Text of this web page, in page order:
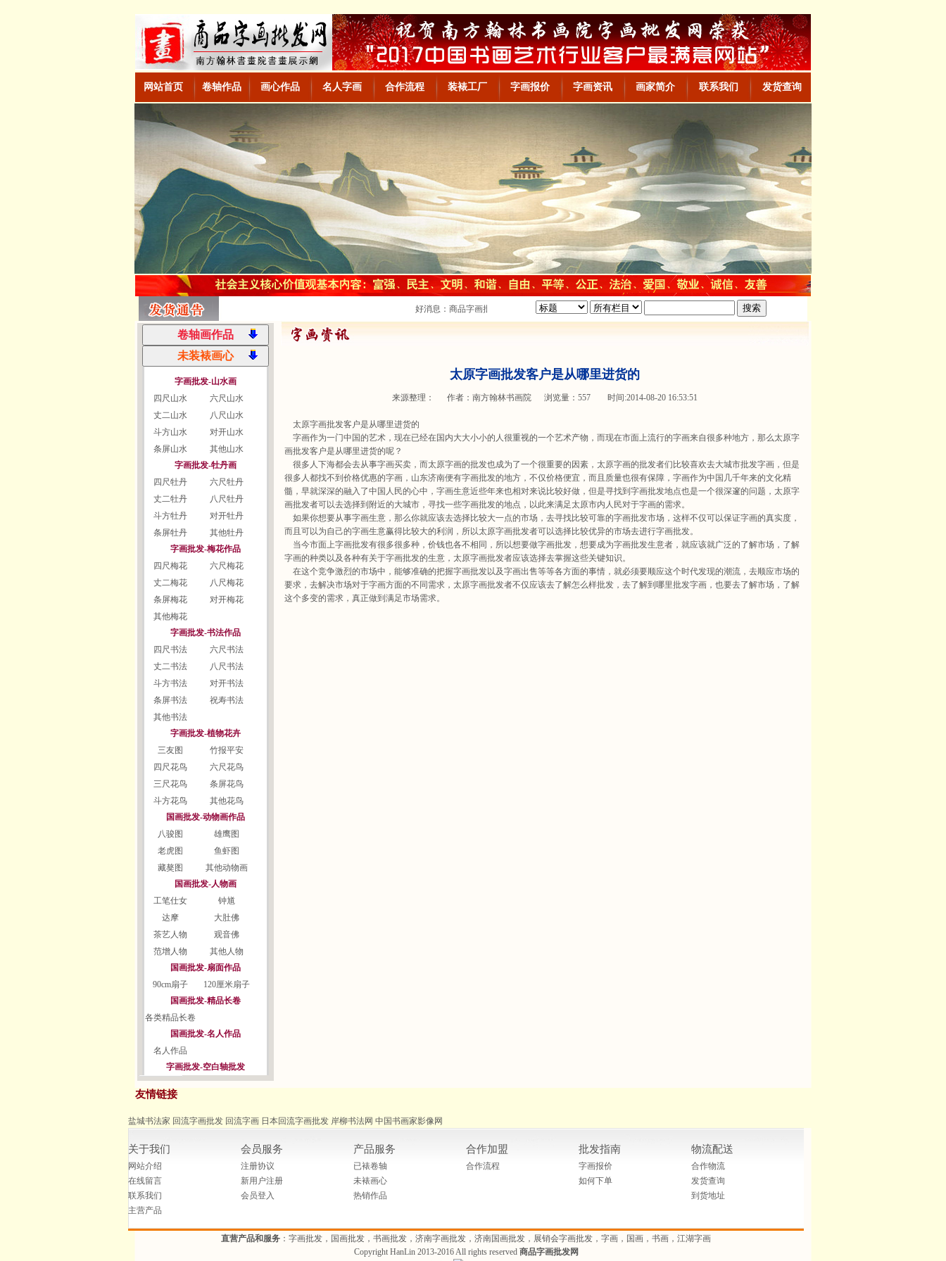
网站首页 卷轴作品 画心作品 名人字画 合作流程 装裱工厂 字画报价 字画资讯 画家简介 联系我们 发货查询
好消息：商品字画批发网网站上线，大量字画，欢迎
字画批发-山水画
四尺山水
六尺山水
丈二山水
八尺山水
斗方山水
对开山水
条屏山水
其他山水
字画批发-牡丹画
四尺牡丹
六尺牡丹
丈二牡丹
八尺牡丹
斗方牡丹
对开牡丹
条屏牡丹
其他牡丹
字画批发-梅花作品
四尺梅花
六尺梅花
丈二梅花
八尺梅花
条屏梅花
对开梅花
其他梅花
字画批发-书法作品
四尺书法
六尺书法
丈二书法
八尺书法
斗方书法
对开书法
条屏书法
祝寿书法
其他书法
字画批发-植物花卉
三友图
竹报平安
四尺花鸟
六尺花鸟
三尺花鸟
条屏花鸟
斗方花鸟
其他花鸟
国画批发-动物画作品
八骏图
雄鹰图
老虎图
鱼虾图
藏獒图
其他动物画
国画批发-人物画
工笔仕女
钟馗
达摩
大肚佛
茶艺人物
观音佛
范增人物
其他人物
国画批发-扇面作品
90cm扇子
120厘米扇子
国画批发-精品长卷
各类精品长卷
国画批发-名人作品
名人作品
字画批发-空白轴批发
太原字画批发客户是从哪里进货的
来源整理： 作者： 南方翰林书画院 浏览量： 557 时间:2014-08-20 16:53:51
太原字画批发客户是从哪里进货的
字画作为一门中国的艺术，现在已经在国内大大小小的人很重视的一个艺术产物，而现在市面上流行的字画来自很多种地方，那么太原字
画批发客户是从哪里进货的呢？
很多人下海都会去从事字画买卖，而太原字画的批发也成为了一个很重要的因素，太原字画的批发者们比较喜欢去大城市批发字画，但是
很多人都找不到价格优惠的字画，山东济南便有字画批发的地方，不仅价格便宜，而且质量也很有保障，字画作为中国几千年来的文化精
髓，早就深深的融入了中国人民的心中，字画生意近些年来也相对来说比较好做，但是寻找到字画批发地点也是一个很深邃的问题，太原字
画批发者可以去选择到附近的大城市，寻找一些字画批发的地点，以此来满足太原市内人民对于字画的需求。
如果你想要从事字画生意，那么你就应该去选择比较大一点的市场，去寻找比较可靠的字画批发市场，这样不仅可以保证字画的真实度，
而且可以为自己的字画生意赢得比较大的利润，所以太原字画批发者可以选择比较优异的市场去进行字画批发。
当今市面上字画批发有很多很多种，价钱也各不相同，所以想要做字画批发，想要成为字画批发生意者，就应该就广泛的了解市场，了解
字画的种类以及各种有关于字画批发的生意，太原字画批发者应该选择去掌握这些关键知识。
在这个竞争激烈的市场中，能够准确的把握字画批发以及字画出售等等各方面的事情，就必须要顺应这个时代发现的潮流，去顺应市场的
要求，去解决市场对于字画方面的不同需求，太原字画批发者不仅应该去了解怎么样批发，去了解到哪里批发字画，也要去了解市场，了解
这个多变的需求，真正做到满足市场需求。
友情链接
盐城书法家 回流字画批发 回流字画 日本回流字画批发 岸柳书法网 中国书画家影像网
关于我们
网站介绍
在线留言
联系我们
主营产品
会员服务
注册协议
新用户注册
会员登入
产品服务
已裱卷轴
未裱画心
热销作品
合作加盟
合作流程
批发指南
字画报价
如何下单
物流配送
合作物流
发货查询
到货地址
直营产品和服务 ：字画批发，国画批发，书画批发，济南字画批发，济南国画批发，展销会字画批发，字画，国画，书画，江湖字画
Copyright HanLin 2013-2016 All rights reserved 商品字画批发网